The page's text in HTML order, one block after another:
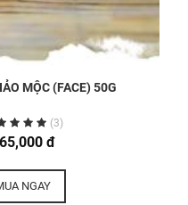
MỘC (FACE) 50G
(3)
đ
NGAY